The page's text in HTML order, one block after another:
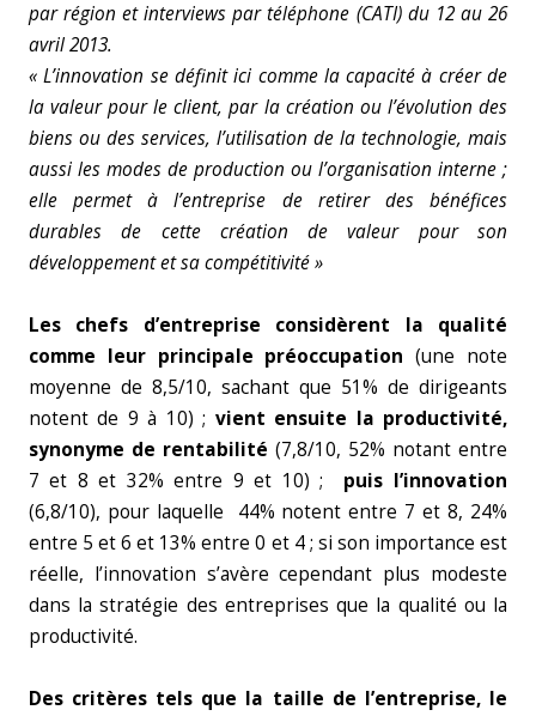
par région et interviews par téléphone (CATI) du 12 au 26
avril 2013.
« L’innovation se définit ici comme la capacité à créer de
la valeur pour le client, par la création ou l’évolution des
biens ou des services, l’utilisation de la technologie, mais
aussi les modes de production ou l’organisation interne ;
elle permet à l’entreprise de retirer des bénéfices
durables de cette création de valeur pour son
développement et sa compétitivité»
Les chefs d’entreprise considèrent la qualité
comme leur principale préoccupation (une note
moyenne de 8,5/10, sachant que 51% de dirigeants
notent de 9 à 10) ; vient ensuite la productivité,
synonyme de rentabilité (7,8/10, 52% notant entre
7 et 8 et 32% entre 9 et 10) ; puis l’innovation
(6,8/10), pour laquelle 44% notent entre 7 et 8, 24%
entre 5 et 6 et 13% entre 0 et 4 ; si son importance est
réelle, l’innovation s’avère cependant plus modeste
dans la stratégie des entreprises que la qualité ou la
productivité.
Des critères tels que la taille de l’entreprise, le